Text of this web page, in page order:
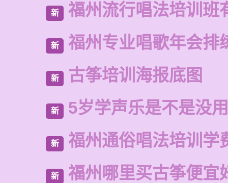
新 福州流行唱法培训班
新 福州专业唱歌年会排
新 古筝培训海报底图
新 5岁学声乐是不是没用
新 福州通俗唱法培训学
新 福州哪里买古筝便宜